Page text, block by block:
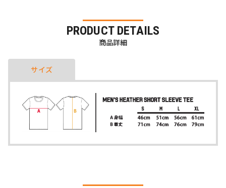
PRODUCT DETAILS
商品詳細
サイズ